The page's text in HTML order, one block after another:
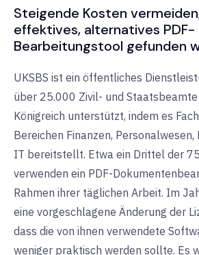
Steigende Kosten
effektives, alternatives PDF-
Bearbeitungstool gefunden
UKSBS ist ein öffentliches
über 25.000 Zivil- und
Königreich unterstützt, indem es
Bereichen Finanzen,
IT bereitstellt. Etwa ein Drittel der
verwenden ein PDF-
Rahmen ihrer täglichen Arbeit. Im
eine vorgeschlagene Änderung der
dass die von ihnen verwendete
weniger praktisch werden sollte. Es